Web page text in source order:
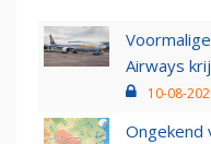
Airways
10-08-
Ongekend